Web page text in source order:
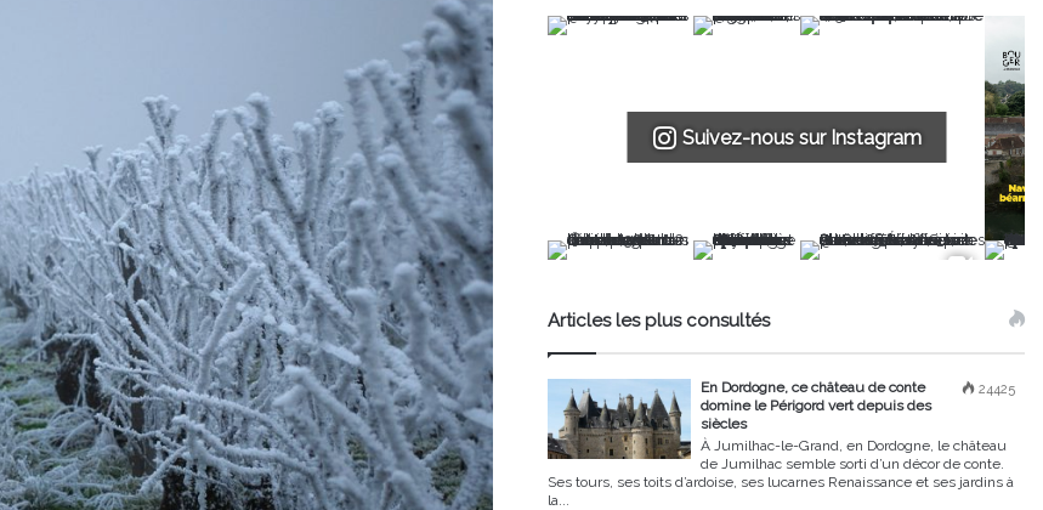
Suivez-nous sur Instagram
Articles les plus consultés
24425
En Dordogne, ce château de conte
domine le Périgord vert depuis des
siècles
À Jumilhac-le-Grand, en Dordogne, le château
de Jumilhac semble sorti d’un décor de conte.
Ses tours, ses toits d’ardoise, ses lucarnes Renaissance et ses jardins à
la...